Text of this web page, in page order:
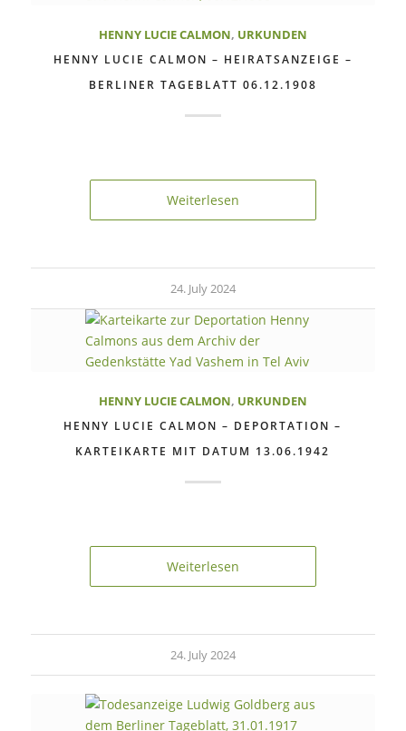
HENNY LUCIE CALMON, URKUNDEN
HENNY LUCIE CALMON – HEIRATSANZEIGE –
BERLINER TAGEBLATT 06.12.1908
Weiterlesen
24. July 2024
HENNY LUCIE CALMON, URKUNDEN
HENNY LUCIE CALMON – DEPORTATION –
KARTEIKARTE MIT DATUM 13.06.1942
Weiterlesen
24. July 2024